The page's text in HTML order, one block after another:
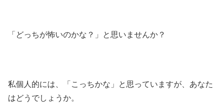
「どっちが怖いのかな？」と思いませんか？
私個人的には、「こっちかな」と思っていますが、あなた
はどうでしょうか。